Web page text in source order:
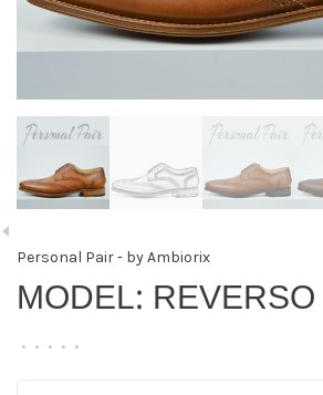
Personal Pair - by Ambiorix
MODEL: REVERSO
• • • • •